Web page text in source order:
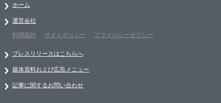
ホーム
運営会社
利用規約
サイトポリシー プライバシーポリシー
プレスリリースはこちらへ
媒体資料および広告メニュー
記事に関するお問い合わせ